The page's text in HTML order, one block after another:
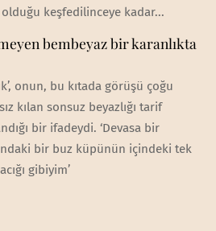
keşfedilinceye kadar...
bembeyaz bir karanlıkta
onun, bu kıtada görüşü çoğu
kılan sonsuz beyazlığı tarif
bir ifadeydi. ‘Devasa bir
bir buz küpünün içindeki tek
gibiyim’